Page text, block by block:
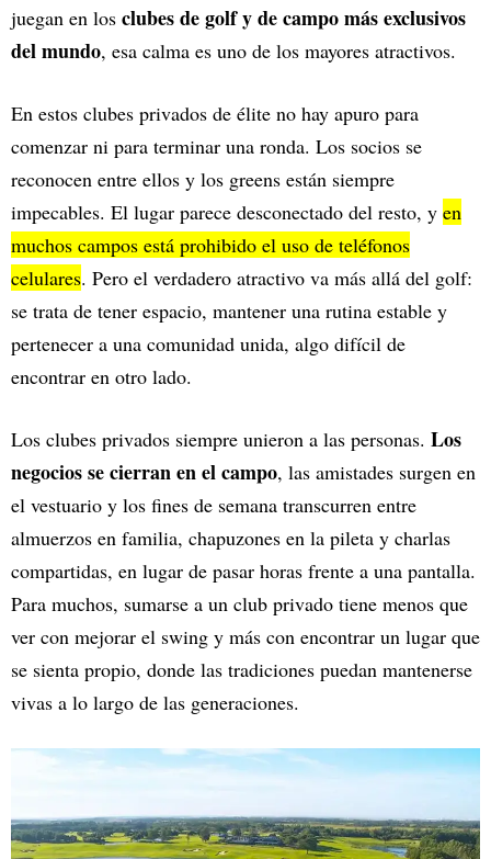
juegan en los clubes de golfy de campo más exclusivos
del mundo, esa calma es uno de los mayores atractivos.
En estos clubes privados de élite no hay apuro para
comenzar ni para terminar una ronda. Los socios se
reconocen entre ellos y los greens están siempre
impecables. El lugar parece desconectado del resto, y en
muchos campos está prohibido el uso de teléfonos
celulares. Pero el verdadero atractivo va más allá del golf:
se trata de tener espacio, mantener una rutina estable y
pertenecer a una comunidad unida, algo difícil de
encontrar en otro lado.
Los clubes privados siempre unieron a las personas. Los
negocios se cierran en el campo, las amistades surgen en
el vestuario y los fines de semana transcurren entre
almuerzos en familia, chapuzones en la pileta y charlas
compartidas, en lugar de pasar horas frente a una pantalla.
Para muchos, sumarse a un club privado tiene menos que
ver con mejorar el swing y más con encontrar un lugar que
se sienta propio, donde las tradiciones puedan mantenerse
vivas a lo largo de las generaciones.